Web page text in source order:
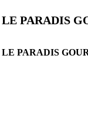
LE PARADIS
LE PARADIS